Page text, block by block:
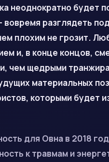
неоднократно будет
разглядеть
плохим не грозит.
и, в конце концов,
чем щедрыми
материальных
которыми будет
для Овна в 2018
к травмам и